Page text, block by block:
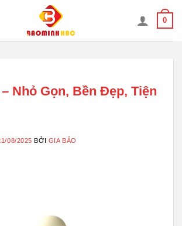
0
Nhỏ Gọn, Bền Đẹp, Tiện
08/2025 BỞI GIA BẢO